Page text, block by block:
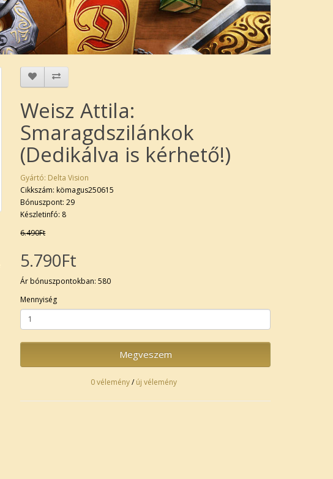
Weisz Attila:
Smaragdszilánkok
(Dedikálva is kérhető!)
Gyártó: Delta Vision
Cikkszám: kömagus250615
Bónuszpont: 29
Készletinfó: 8
6.490Ft
5.790Ft
Ár bónuszpontokban: 580
Mennyiség
Megveszem
0 vélemény/új vélemény